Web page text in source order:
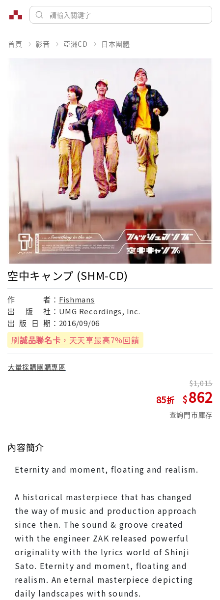
首頁 影音 亞洲CD 日本團體
空中キャンプ (SHM-CD)
作 者： Fishmans
出
版 社： UMG Recordings, Inc.
出 版 日 期： 2016/09/06
刷誠品聯名卡 ，天天享最高7%回饋
大量採購團購專區
85
1,015
862
查詢門市庫存
內容簡介
Eternity and moment, floating and realism.
A historical masterpiece that has changed
the way of music and production approach
since then. The sound & groove created
with the engineer ZAK released powerful
originality with the lyrics world of Shinji
Sato. Eternity and moment, floating and
realism. An eternal masterpiece depicting
daily landscapes with sounds.